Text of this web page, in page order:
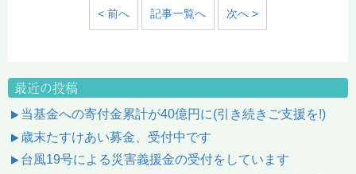
< 前へ 記事一覧へ 次へ >
最近の投稿
当基金への寄付金累計が40億円に(引き続きご支援を!)
歳末たすけあい募金、受付中です
台風19号による災害義援金の受付をしています